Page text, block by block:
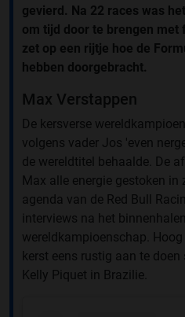
gevierd. Na 22 races was
om tijd door te brengen met
zet op een rijtje hoe de
hebben doorgebracht.
Max Verstappen
De kersverse
volgens vader Jos 'even
de wereldtitel behaalde. De
Max alle energie gestoken
agenda van de Red Bull
interviews na het
wereldkampioenschap.
kerst eens rustig aan te
Kelly Piquet in Brazilie.